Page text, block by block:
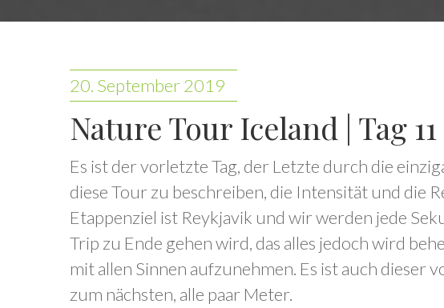
20. September 2019
Nature Tour Iceland | Tag 11
Es ist der vorletzte Tag, der Letzte durch die
diese Tour zu beschreiben, die Intensität und die
Etappenziel ist Reykjavik und wir werden jede
Trip zu Ende gehen wird, das alles jedoch wird
mit allen Sinnen aufzunehmen. Es ist auch dieser
zum nächsten, alle paar Meter.